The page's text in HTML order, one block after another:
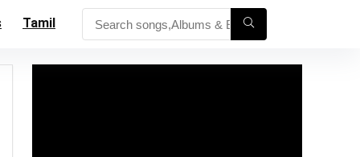
Tamil